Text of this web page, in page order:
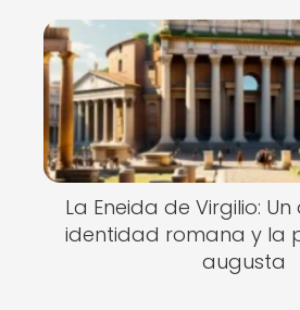
La Eneida de Virgilio:
identidad romana y la
augusta